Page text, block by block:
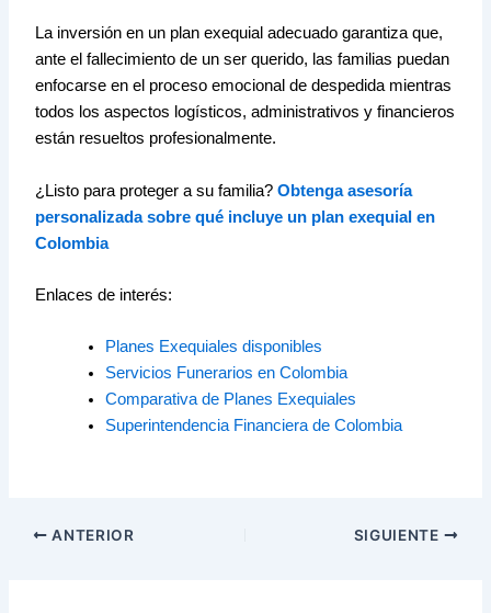
La inversión en un plan exequial adecuado garantiza que,
ante el fallecimiento de un ser querido, las familias puedan
enfocarse en el proceso emocional de despedida mientras
todos los aspectos logísticos, administrativos y financieros
están resueltos profesionalmente.
¿Listo para proteger a su familia?Obtenga asesoría
personalizada sobre qué incluye un plan exequial en
Colombia
Enlaces de interés:
Planes Exequiales disponibles
Servicios Funerarios en Colombia
Comparativa de Planes Exequiales
Superintendencia Financiera de Colombia
ANTERIOR SIGUIENTE